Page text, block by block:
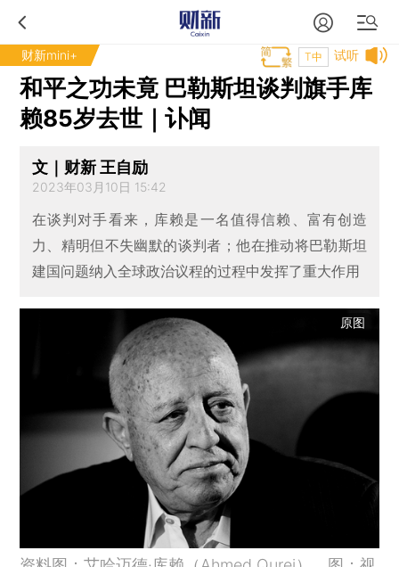
财新mini+ 试听
T中
和平之功未竟 巴勒斯坦谈判旗手库
赖85岁去世｜讣闻
文｜财新 王自励
2023年03月10日 15:42
在谈判对手看来，库赖是一名值得信赖、富有创造
力、精明但不失幽默的谈判者；他在推动将巴勒斯坦
建国问题纳入全球政治议程的过程中发挥了重大作用
原图